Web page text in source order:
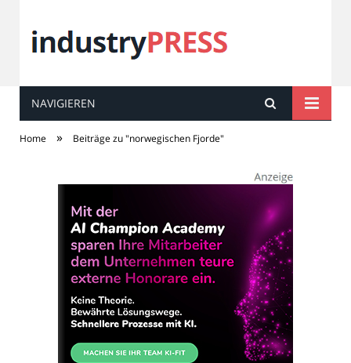
industryPRESS
NAVIGIEREN
Home » Beiträge zu "norwegischen Fjorde"